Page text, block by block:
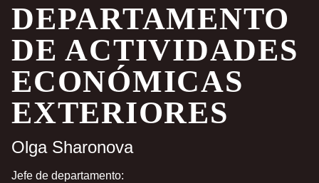
DEPARTAMENTO
DE ACTIVIDADES
ECONÓMICAS
EXTERIORES
Olga Sharonova
Jefe de departamento: